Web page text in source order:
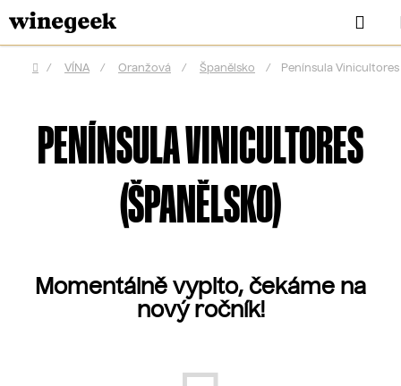
Přejít
na
obsah
Domů
/ VÍNA / Oranžová / Španělsko / Península
PENÍNSULA VINICULTORES
(ŠPANĚLSKO)
Momentálně vypito, čekáme na
nový ročník!